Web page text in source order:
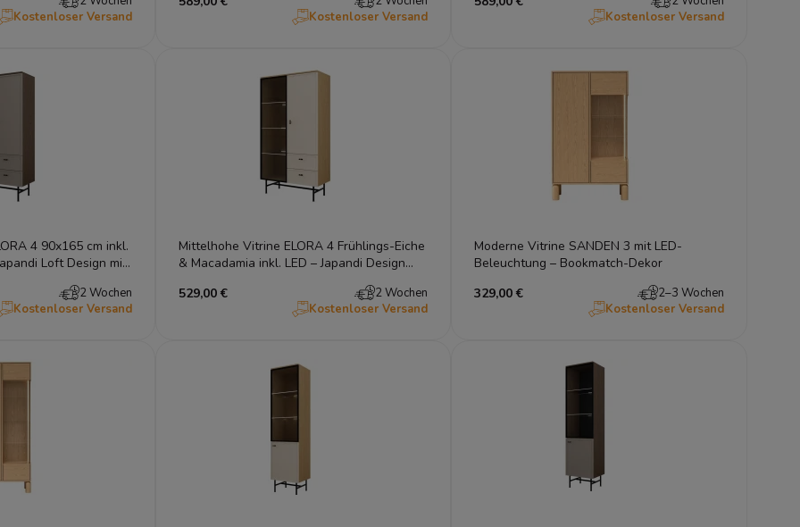
Kostenloser Versand
Kostenloser Versand
Kostenloser Versand
4 90x165 cm inkl.
Loft Design mit
2 Wochen
Kostenloser Versand
Mittelhohe Vitrine ELORA 4 Frühlings-Eiche
& Macadamia inkl. LED – Japandi Design
529,00 €
2 Wochen
Kostenloser Versand
Moderne Vitrine SANDEN 3 mit LED-
Beleuchtung – Bookmatch-Dekor
329,00 €
2–3 Wochen
Kostenloser Versand